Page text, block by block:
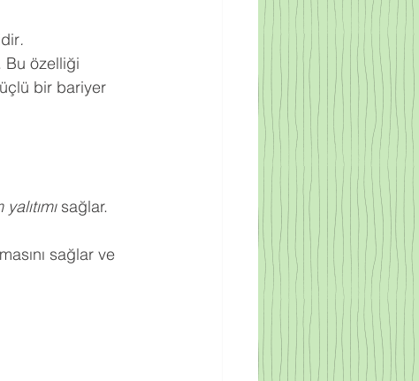
.
Bu özelliği
bir bariyer
sağlar.
sağlar ve